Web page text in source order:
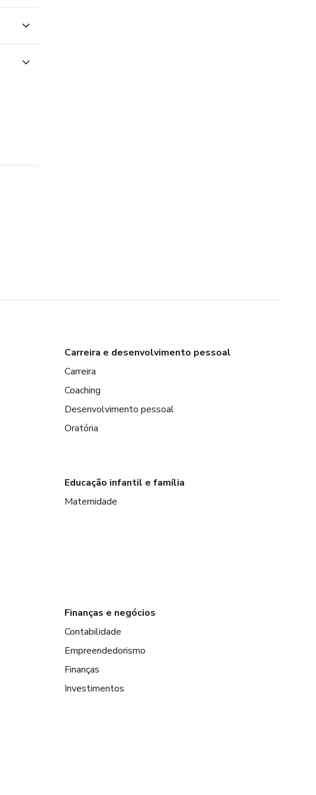
Carreira e desenvolvimento pessoal
Carreira
Coaching
Desenvolvimento pessoal
Oratória
Educação infantil e família
Maternidade
Finanças e negócios
Contabilidade
Empreendedorismo
Finanças
Investimentos